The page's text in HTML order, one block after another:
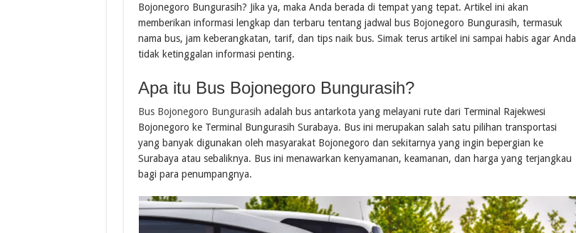
Bojonegoro Bungurasih? Jika ya, maka Anda berada di tempat yang tepat. Artikel ini akan
memberikan informasi lengkap dan terbaru tentang jadwal bus Bojonegoro Bungurasih, termasuk
nama bus, jam keberangkatan, tarif, dan tips naik bus. Simak terus artikel ini sampai habis agar Anda
tidak ketinggalan informasi penting.
Apa itu Bus Bojonegoro Bungurasih?
Bus Bojonegoro Bungurasih adalah bus antarkota yang melayani rute dari Terminal Rajekwesi
Bojonegoro ke Terminal Bungurasih Surabaya. Bus ini merupakan salah satu pilihan transportasi
yang banyak digunakan oleh masyarakat Bojonegoro dan sekitarnya yang ingin bepergian ke
Surabaya atau sebaliknya. Bus ini menawarkan kenyamanan, keamanan, dan harga yang terjangkau
bagi para penumpangnya.